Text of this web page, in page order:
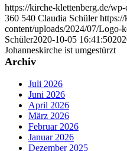
https://kirche-klettenberg.de/
360 540 Claudia Schüler
content/uploads/2024/07/
Schüler2020-10-05 16:41:50
Johanneskirche ist umgestürzt
Archiv
Juli 2026
Juni 2026
April 2026
März 2026
Februar 2026
Januar 2026
Dezember 2025